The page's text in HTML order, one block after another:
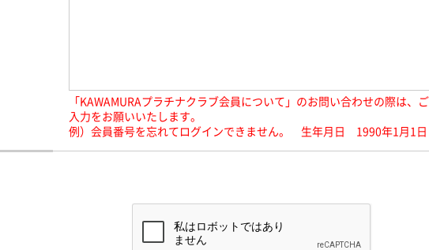
「KAWAMURAプラチナクラブ会員について」のお問い合わせの際は、
入力をお願いいたします。
例）会員番号を忘れてログインできません。 生年月日 1990年1月1日